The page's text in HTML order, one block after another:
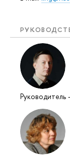
Руководитель